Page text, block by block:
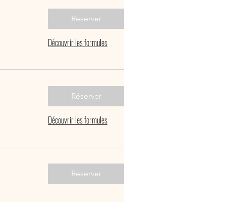
Réserver
Découvrir les formules
Réserver
Découvrir les formules
Réserver